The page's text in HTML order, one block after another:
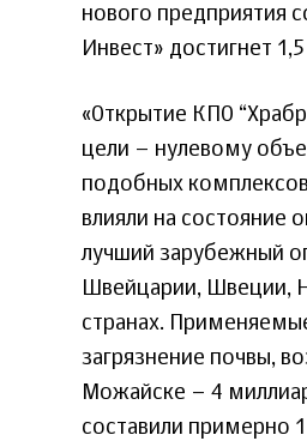
нового предприятия
Инвест» достигнет
«Открытие КПО
цели – нулевому
подобных
влияли на состояние
лучший зарубежный
Швейцарии, Швеции,
странах.
загрязнение почвы,
Можайске – 4
составили примерно